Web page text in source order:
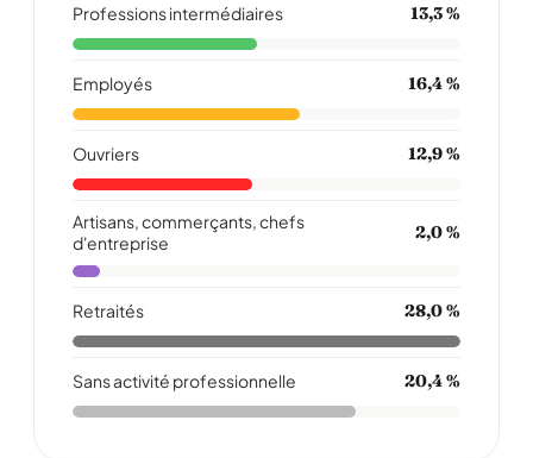
Professions intermédiaires 13,3 %
Employés 16,4 %
Ouvriers 12,9 %
Artisans, commerçants, chefs
d'entreprise
2,0 %
Retraités 28,0 %
Sans activité professionnelle 20,4 %